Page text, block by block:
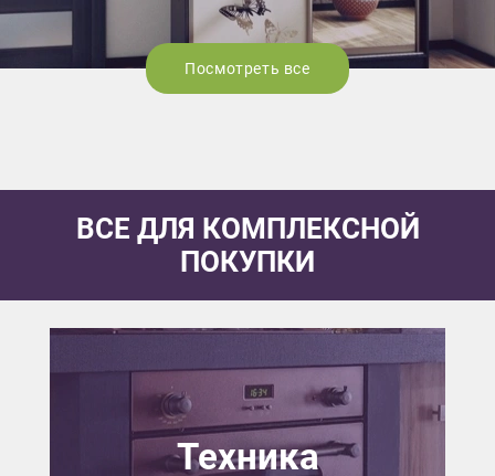
Посмотреть все
ВСЕ ДЛЯ КОМПЛЕКСНОЙ
ПОКУПКИ
Техника